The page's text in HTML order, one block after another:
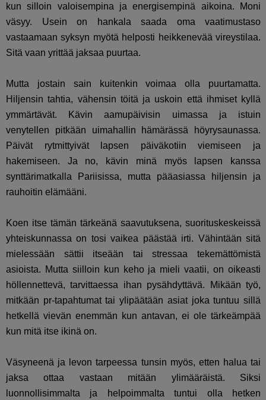
kun silloin valoisempina ja energisempinä aikoina. Moni
väsyy. Usein on hankala saada oma vaatimustaso
vastaamaan syksyn myötä helposti heikkenevää vireystilaa.
Sitä vaan yrittää jaksaa puurtaa.
Mutta jostain sain kuitenkin voimaa olla puurtamatta.
Hiljensin tahtia, vähensin töitä ja uskoin että ihmiset kyllä
ymmärtävät. Kävin aamupäivisin uimassa ja istuin
venytellen pitkään uimahallin hämärässä höyrysaunassa.
Päivät rytmittyivät lapsen päiväkotiin viemiseen ja
hakemiseen. Ja no, kävin minä myös lapsen kanssa
synttärimatkalla Pariisissa, mutta pääasiassa hiljensin ja
rauhoitin elämääni.
Koen itse tämän tärkeänä saavutuksena, suorituskeskeissä
yhteiskunnassa on tosi vaikea päästää irti. Vähintään sitä
mielessään sättii itseään tai stressaa tekemättömistä
asioista. Mutta siilloin kun keho ja mieli vaatii, on oikeasti
höllennettevä, tarvittaessa ihan pysähdyttävä. Mikään työ,
mitkään pr-tapahtumat tai ylipäätään asiat joka tuntuu sillä
hetkellä vievän enemmän kun antavan, ei ole tärkeämpää
kun mitä itse ikinä on.
Väsyneenä ja levon tarpeessa tunsin myös, etten halua tai
jaksa ottaa vastaan mitään ylimääräistä. Siksi
luonnollisimmalta ja helpoimmalta tuntui olla hetken